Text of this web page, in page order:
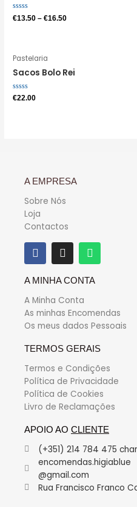
Avaliação
0
€13.50 –€16.50
Pastelaria
Sacos Bolo Rei
Avaliação
€22.00
A EMPRESA
Sobre Nós
Loja
Contactos
A MINHA CONTA
A Minha Conta
As minhas Encomendas
Os meus dados Pessoais
TERMOS GERAIS
Termos e Condições
Política de Privacidade
Política de Cookies
Livro de Reclamações
APOIO AO CLIENTE
(+351) 214 784 475
encomendas.higiablue
@gmail.com
Rua Francisco Franco